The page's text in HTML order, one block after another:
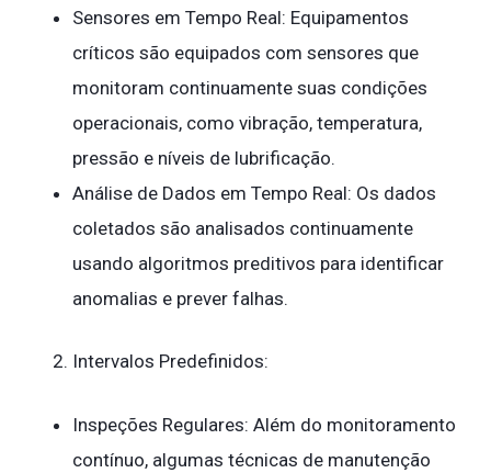
Sensores em Tempo Real: Equipamentos
críticos são equipados com sensores que
monitoram continuamente suas condições
operacionais, como vibração, temperatura,
pressão e níveis de lubrificação.
Análise de Dados em Tempo Real: Os dados
coletados são analisados continuamente
usando algoritmos preditivos para identificar
anomalias e prever falhas.
Intervalos Predefinidos:
Inspeções Regulares: Além do monitoramento
contínuo, algumas técnicas de manutenção